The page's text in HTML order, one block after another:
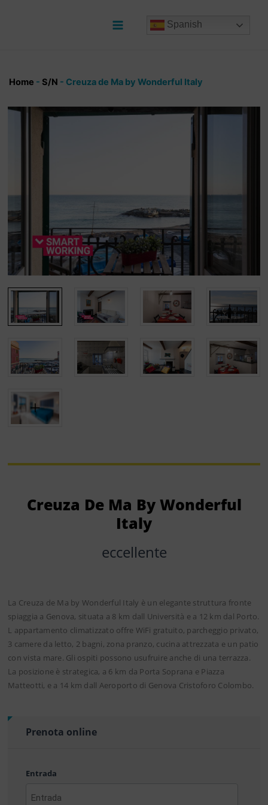
Spanish
Home - S/N - Creuza de Ma by Wonderful Italy
Creuza De Ma By Wonderful
Italy
eccellente
La Creuza de Ma by Wonderful Italy è un elegante struttura fronte
spiaggia a Genova, situata a 8 km dall Università e a 12 km dal Porto.
L appartamento climatizzato offre WiFi gratuito, parcheggio privato,
3 camere da letto, 2 bagni, zona pranzo, cucina attrezzata e un patio
con vista mare. Gli ospiti possono usufruire anche di una terrazza.
La posizione è strategica, a 6 km da Porta Soprana e Piazza
Matteotti, e a 14 km dall Aeroporto di Genova Cristoforo Colombo.
Prenota online
Entrada